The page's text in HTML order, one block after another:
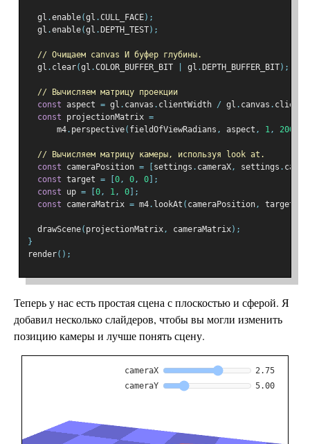
  gl
.enable(gl .CULL_FACE);
  gl
.enable(gl . DEPTH_TEST);
// Очищаем canvas И буфер глубины.
  gl
. clear(gl .COLOR_BUFFER_BIT gl . DEPTH_BUFFER_BIT);
// Вычисляем матрицу проекции
const aspect = gl . canvas . clientWidth / gl . canvas .
const projectionMatrix =
      m4
. perspective( fieldOfViewRadians , aspect , 1, 2000
// Вычисляем матрицу камеры, используя look at.
const cameraPosition = settings . cameraX, settings .
const target = 0, 0, 0 ];
const up = 0, 1, 0 ];
const cameraMatrix = m4. lookAt ( cameraPosition, target
  drawScene
( projectionMatrix, cameraMatrix);
}
render();
Теперь у нас есть простая сцена с плоскостью и сферой. Я
добавил несколько слайдеров, чтобы вы могли изменить
позицию камеры и лучше понять сцену.